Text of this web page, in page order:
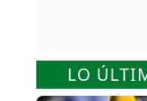
LO